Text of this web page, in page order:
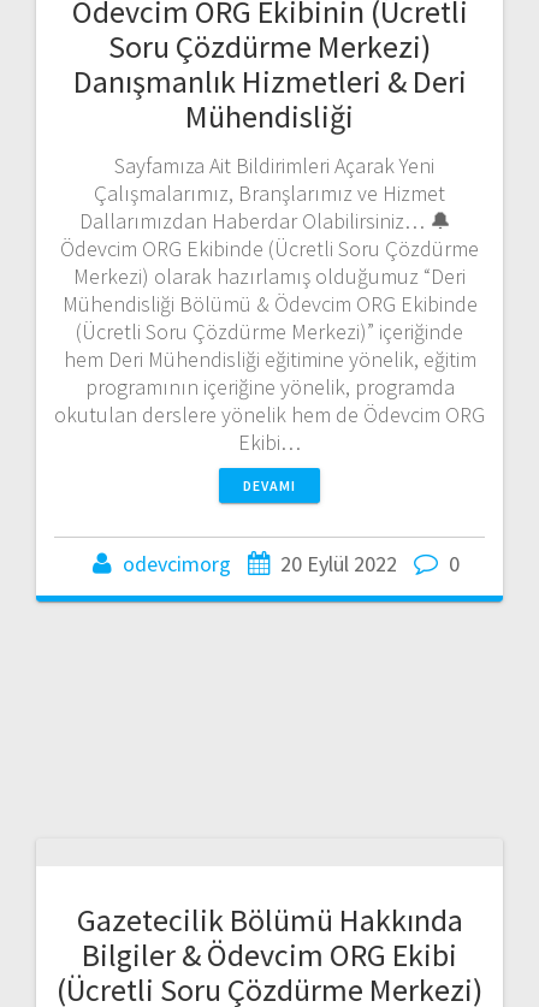
Ödevcim ORG Ekibinin (Ücretli
Soru Çözdürme Merkezi)
Danışmanlık Hizmetleri & Deri
Mühendisliği
Sayfamıza Ait Bildirimleri Açarak Yeni
Çalışmalarımız, Branşlarımız ve Hizmet
Dallarımızdan Haberdar Olabilirsiniz… 🔔
Ödevcim ORG Ekibinde (Ücretli Soru Çözdürme
Merkezi) olarak hazırlamış olduğumuz “Deri
Mühendisliği Bölümü & Ödevcim ORG Ekibinde
(Ücretli Soru Çözdürme Merkezi)” içeriğinde
hem Deri Mühendisliği eğitimine yönelik, eğitim
programının içeriğine yönelik, programda
okutulan derslere yönelik hem de Ödevcim ORG
Ekibi…
DEVAMI
odevcimorg 20 Eylül 2022 0
Gazetecilik Bölümü Hakkında
Bilgiler & Ödevcim ORG Ekibi
(Ücretli Soru Çözdürme Merkezi)